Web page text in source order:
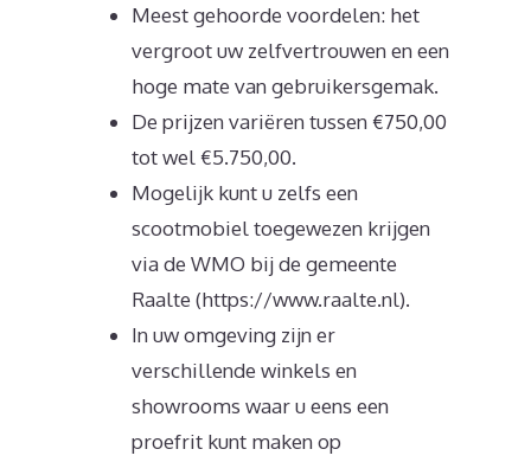
Meest gehoorde voordelen: het
vergroot uw zelfvertrouwen en een
hoge mate van gebruikersgemak.
De prijzen variëren tussen €750,00
tot wel €5.750,00.
Mogelijk kunt u zelfs een
scootmobiel toegewezen krijgen
via de WMO bij de gemeente
Raalte (https://www.raalte.nl).
In uw omgeving zijn er
verschillende winkels en
showrooms waar u eens een
proefrit kunt maken op